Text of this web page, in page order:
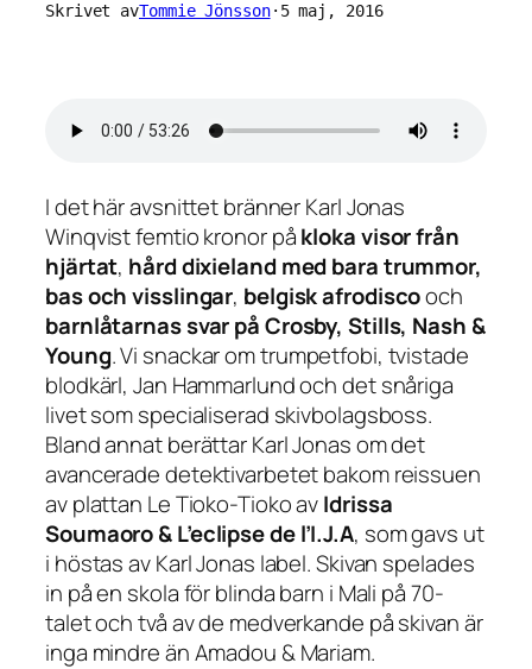
Skrivet avTommie Jönsson· 5 maj, 2016
I det här avsnittet bränner Karl Jonas
Winqvist femtio kronor påkloka visor från
hjärtat, hård dixieland med bara trummor,
bas och visslingar, belgisk afrodiscooch
barnlåtarnas svar på Crosby, Stills, Nash &
Young. Vi snackar om trumpetfobi, tvistade
blodkärl, Jan Hammarlund och det snåriga
livet som specialiserad skivbolagsboss.
Bland annat berättar Karl Jonas om det
avancerade detektivarbetet bakom reissuen
av plattan Le Tioko-TiokoavIdrissa
Soumaoro&L’eclipse de l’I.J.A, som gavs ut
i höstas av Karl Jonas label. Skivan spelades
in på en skola för blinda barn i Mali på 70-
talet och två av de medverkande på skivan är
inga mindre än Amadou & Mariam.